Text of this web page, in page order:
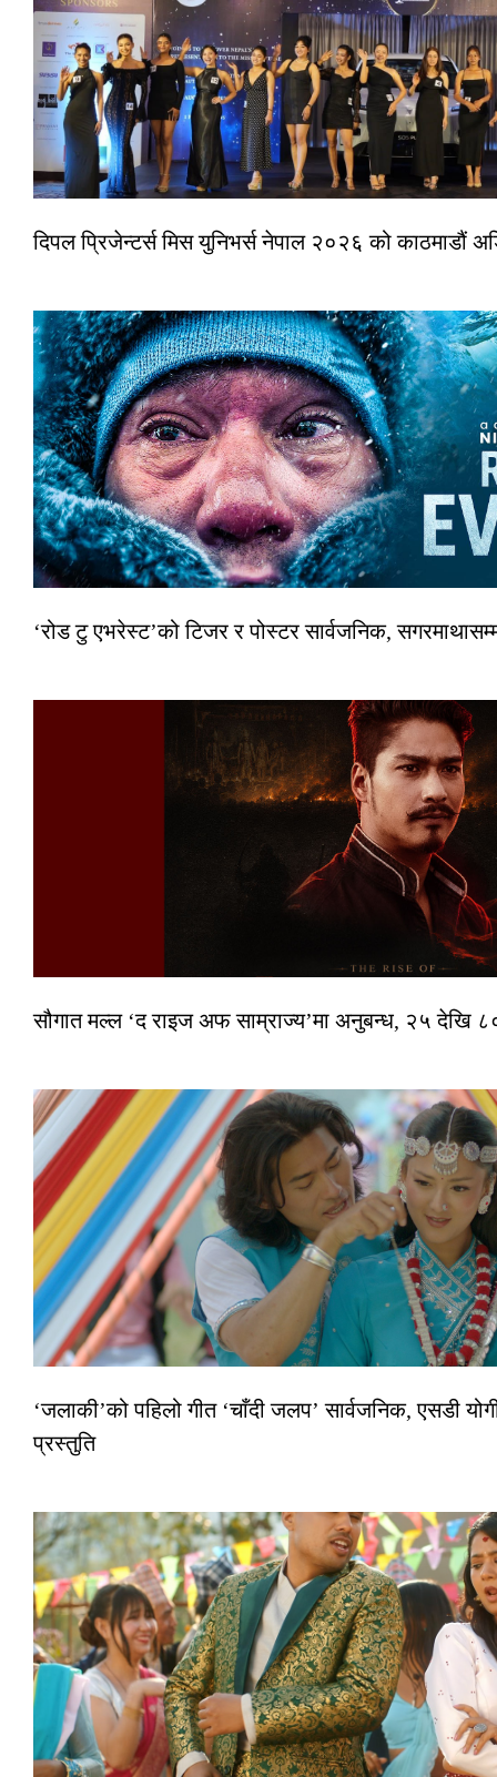
दिपल प्रिजेन्टर्स मिस युनिभर्स नेपाल २०२६ को काठमाडौं
‘रोड टु एभरेस्ट’को टिजर र पोस्टर सार्वजनिक,
सौगात मल्ल ‘द राइज अफ साम्राज्य’मा अनुबन्ध, २५ देखि
‘जलाकी’को पहिलो गीत ‘चाँदी जलप’ सार्वजनिक, एसडी
प्रस्तुति